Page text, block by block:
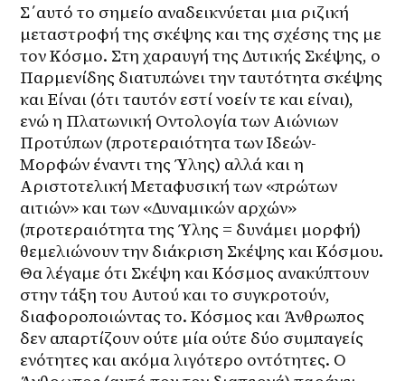
Σ΄αυτό το σημείο αναδεικνύεται μια ριζική
μεταστροφή της σκέψης και της σχέσης της με
τον Κόσμο. Στη χαραυγή της Δυτικής Σκέψης, ο
Παρμενίδης διατυπώνει την ταυτότητα σκέψης
και Είναι (ότι ταυτόν εστί νοείν τε και είναι),
ενώ η Πλατωνική Οντολογία των Αιώνιων
Προτύπων (προτεραιότητα των Ιδεών-
Μορφών έναντι της Ύλης) αλλά και η
Αριστοτελική Μεταφυσική των «πρώτων
αιτιών» και των «Δυναμικών αρχών»
(προτεραιότητα της Ύλης = δυνάμει μορφή)
θεμελιώνουν την διάκριση Σκέψης και Κόσμου.
Θα λέγαμε ότι Σκέψη και Κόσμος ανακύπτουν
στην τάξη του Αυτού και το συγκροτούν,
διαφοροποιώντας το. Κόσμος και Άνθρωπος
δεν απαρτίζουν ούτε μία ούτε δύο συμπαγείς
ενότητες και ακόμα λιγότερο οντότητες. Ο